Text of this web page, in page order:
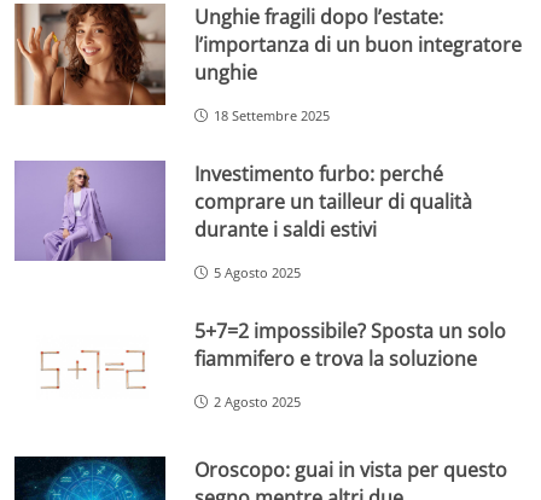
Unghie fragili dopo l’estate:
l’importanza di un buon integratore
unghie
18 Settembre 2025
Investimento furbo: perché
comprare un tailleur di qualità
durante i saldi estivi
5 Agosto 2025
5+7=2 impossibile? Sposta un solo
fiammifero e trova la soluzione
2 Agosto 2025
Oroscopo: guai in vista per questo